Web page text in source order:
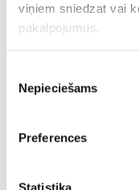
viņiem sniedzat vai
pakalpojumus.
izvēle
Nepieciešams
Preferences
Statistika
NHL “play-off”
Austrumi